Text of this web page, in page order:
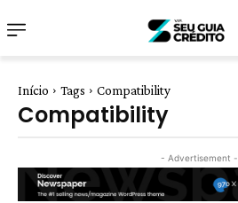
Início Tags Compatibility
Compatibility
- Advertisement -